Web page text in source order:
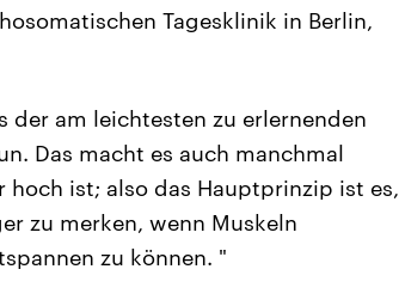
Tagesklinik in Berlin,
der am leichtesten zu erlernenden
Das macht es auch manchmal
hoch ist; also das Hauptprinzip ist es,
zu merken, wenn Muskeln
zu können. "